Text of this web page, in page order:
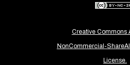
Creative Commons
NonCommercial-
License.